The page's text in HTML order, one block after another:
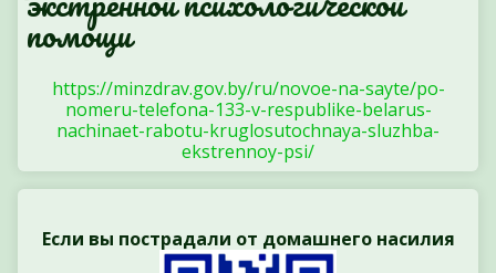
помощи
https://minzdrav.gov.by/ru/novoe-na-sayte/po-
nomeru-telefona-133-v-respublike-belarus-
nachinaet-rabotu-kruglosutochnaya-sluzhba-
ekstrennoy-psi/
Если вы пострадали от домашнего насилия